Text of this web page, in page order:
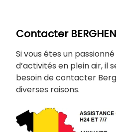
Contacter BERGHEN
Si vous êtes un
d’activités en plein air, il
besoin de contacter
diverses raisons.